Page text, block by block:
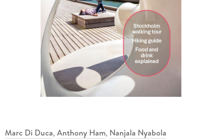
Marc Di Duca, Anthony Ham, Nanjala Nyabola